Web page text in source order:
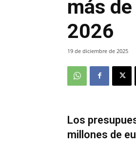
más
2026
19 de diciembre de 2025
Los
millones de